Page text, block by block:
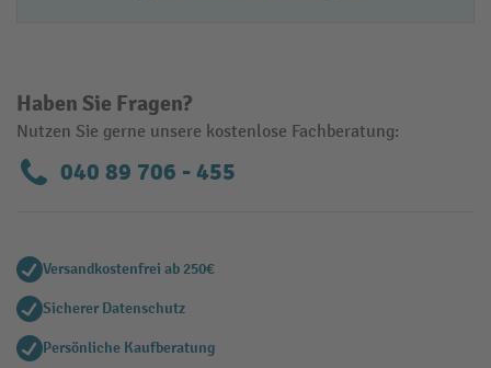
Haben Sie Fragen?
Nutzen Sie gerne unsere kostenlose Fachberatung:
040 89 706 - 455
Versandkostenfrei ab 250€
Sicherer Datenschutz
Persönliche Kaufberatung